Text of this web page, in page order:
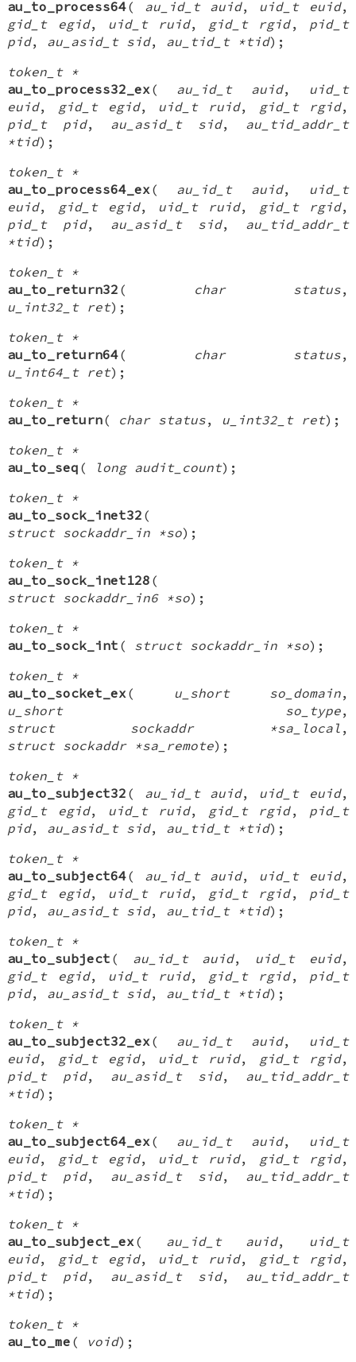
au_to_process64( au_id_t auid, uid_t euid,
gid_t egid, uid_t ruid, gid_t rgid, pid_t
pid, au_asid_t sid, au_tid_t *tid);
token_t *
au_to_process32_ex ( au_id_t auid, uid_t
euid, gid_t egid, uid_t ruid, gid_t rgid,
pid_t pid, au_asid_t sid, au_tid_addr_t
*tid);
token_t *
au_to_process64_ex ( au_id_t auid, uid_t
euid, gid_t egid, uid_t ruid, gid_t rgid,
pid_t pid, au_asid_t sid, au_tid_addr_t
*tid);
token_t *
au_to_return32 ( char status,
u_int32_t ret);
token_t *
au_to_return64( char status,
u_int64_t ret);
token_t *
au_to_return( char status, u_int32_t ret);
token_t *
au_to_seq ( long audit_count);
token_t *
au_to_sock_inet32 (
struct sockaddr_in *so);
token_t *
au_to_sock_inet128 (
struct sockaddr_in6 *so);
token_t *
au_to_sock_int ( struct sockaddr_in *so);
token_t *
au_to_socket_ex ( u_short so_domain,
u_short so_type,
struct sockaddr *sa_local ,
struct sockaddr *sa_remote);
token_t *
au_to_subject32 ( au_id_t auid, uid_t euid,
gid_t egid, uid_t ruid, gid_t rgid, pid_t
pid, au_asid_t sid, au_tid_t *tid);
token_t *
au_to_subject64( au_id_t auid, uid_t euid,
gid_t egid, uid_t ruid, gid_t rgid, pid_t
pid, au_asid_t sid, au_tid_t *tid);
token_t *
au_to_subject ( au_id_t auid, uid_t euid,
gid_t egid, uid_t ruid, gid_t rgid, pid_t
pid, au_asid_t sid, au_tid_t *tid);
token_t *
au_to_subject32_ex ( au_id_t auid, uid_t
euid, gid_t egid, uid_t ruid, gid_t rgid,
pid_t pid, au_asid_t sid, au_tid_addr_t
*tid);
token_t *
au_to_subject64_ex ( au_id_t auid, uid_t
euid, gid_t egid, uid_t ruid, gid_t rgid,
pid_t pid, au_asid_t sid, au_tid_addr_t
*tid);
token_t *
au_to_subject_ex ( au_id_t auid, uid_t
euid, gid_t egid, uid_t ruid, gid_t rgid,
pid_t pid, au_asid_t sid, au_tid_addr_t
*tid);
token_t *
au_to_me ( void);